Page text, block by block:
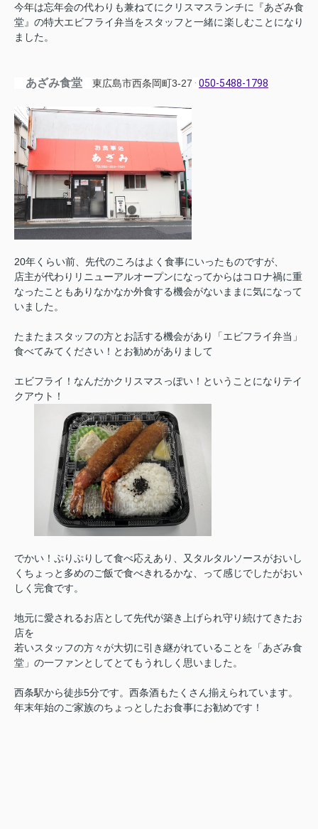
今年は忘年会の代わりも兼ねてにクリスマスランチに『あざみ食
堂』の特大エビフライ弁当をスタッフと一緒に楽しむことになり
ました。
あざみ食堂 東広島市西条岡町3-27 · 050-5488-1798
20年くらい前、先代のころはよく食事にいったものですが、
店主が代わりリニューアルオープンになってからはコロナ禍に重
なったこともあり なかなか外食する機会がないままに気になって
いました。
たまたまスタッフの方とお話する機会があり
「エビフライ弁当」
食べてみてください！とお勧めがありまして
エビフライ！なんだかクリスマスっぽい！ということになり テイ
クアウト！
でかい！ぷりぷりして食べ応えあり、又タルタルソースがおいし
く ちょっと多めのご飯で食べきれるかな、って感じでしたがおい
しく完食です。
地元に愛されるお店として先代が築き上げられ守り続けてきたお
店を
若いスタッフの方々が大切に引き継がれていることを「あざみ食
堂」の一ファンとしてとてもうれしく思いました。
西条駅から徒歩5分です。西条酒もたくさん揃えられています。
年末年始のご家族のちょっとしたお食事にお勧めです！